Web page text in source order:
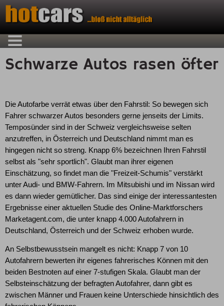
Schwarze Autos rasen öfter
Die Autofarbe verrät etwas über den Fahrstil: So bewegen sich
Fahrer schwarzer Autos besonders gerne jenseits der Limits.
Temposünder sind in der Schweiz vergleichsweise selten
anzutreffen, in Österreich und Deutschland nimmt man es
hingegen nicht so streng. Knapp 6% bezeichnen Ihren Fahrstil
selbst als "sehr sportlich". Glaubt man ihrer eigenen
Einschätzung, so findet man die "Freizeit-Schumis" verstärkt
unter Audi- und BMW-Fahrern. Im Mitsubishi und im Nissan wird
es dann wieder gemütlicher. Das sind einige der interessantesten
Ergebnisse einer aktuellen Studie des Online-Marktforschers
Marketagent.com, die unter knapp 4.000 Autofahrern in
Deutschland, Österreich und der Schweiz erhoben wurde.
An Selbstbewusstsein mangelt es nicht: Knapp 7 von 10
Autofahrern bewerten ihr eigenes fahrerisches Können mit den
beiden Bestnoten auf einer 7-stufigen Skala. Glaubt man der
Selbsteinschätzung der befragten Autofahrer, dann gibt es
zwischen Männer und Frauen keine Unterschiede hinsichtlich des